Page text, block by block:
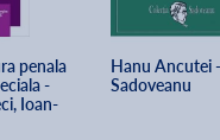
Cartea lui Alin
făcute în arhive,
scape vreun
istorie
penala
-
Ioan-
Hanu Ancutei
Sadoveanu